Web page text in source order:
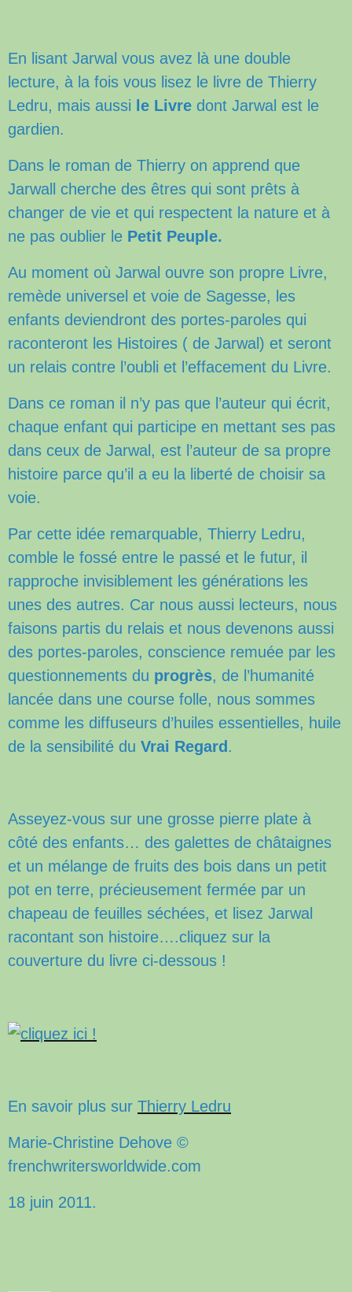
En lisant Jarwal vous avez là une double
lecture, à la fois vous lisez le livre de Thierry
Ledru, mais aussi le Livre dont Jarwal est le
gardien.
Dans le roman de Thierry on apprend que
Jarwall cherche des êtres qui sont prêts à
changer de vie et qui respectent la nature et à
ne pas oublier le Petit Peuple.
Au moment où Jarwal ouvre son propre Livre,
remède universel et voie de Sagesse, les
enfants deviendront des portes-paroles qui
raconteront les Histoires ( de Jarwal) et seront
un relais contre l’oubli et l’effacement du Livre.
Dans ce roman il n’y pas que l’auteur qui écrit,
chaque enfant qui participe en mettant ses pas
dans ceux de Jarwal, est l’auteur de sa propre
histoire parce qu’il a eu la liberté de choisir sa
voie.
Par cette idée remarquable, Thierry Ledru,
comble le fossé entre le passé et le futur, il
rapproche invisiblement les générations les
unes des autres. Car nous aussi lecteurs, nous
faisons partis du relais et nous devenons aussi
des portes-paroles, conscience remuée par les
questionnements du progrès, de l’humanité
lancée dans une course folle, nous sommes
comme les diffuseurs d’huiles essentielles, huile
de la sensibilité du Vrai Regard.
Asseyez-vous sur une grosse pierre plate à
côté des enfants… des galettes de châtaignes
et un mélange de fruits des bois dans un petit
pot en terre, précieusement fermée par un
chapeau de feuilles séchées, et lisez Jarwal
racontant son histoire….cliquez sur la
couverture du livre ci-dessous !
En savoir plus sur Thierry Ledru
Marie-Christine Dehove ©
frenchwritersworldwide.com
18 juin 2011.